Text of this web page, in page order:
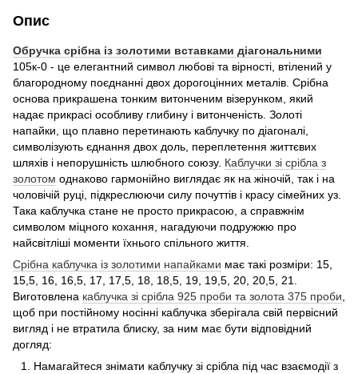
Опис
Обручка срібна із золотими вставками діагональними
105к-0 - це елегантний символ любові та вірності, втілений у
благородному поєднанні двох дорогоцінних металів. Срібна
основа прикрашена тонким витонченим візерунком, який
надає прикрасі особливу глибину і витонченість. Золоті
напайки, що плавно перетинають каблучку по діагоналі,
символізують єднання двох доль, переплетення життєвих
шляхів і непорушність шлюбного союзу. Каблучки зі срібла з
золотом однаково гармонійно виглядає як на жіночій, так і на
чоловічій руці, підкреслюючи силу почуттів і красу сімейних уз.
Така каблучка стане не просто прикрасою, а справжнім
символом міцного кохання, нагадуючи подружжю про
найсвітліші моменти їхнього спільного життя.
Срібна каблучка із золотими напайками має такі розміри: 15,
15,5, 16, 16,5, 17, 17,5, 18, 18,5, 19, 19,5, 20, 20,5, 21.
Виготовлена каблучка зі срібла 925 проби та золота 375 проби
щоб при постійному носінні каблучка зберігала свій первісний
вигляд і не втратила блиску, за ним має бути відповідний
догляд:
Намагайтеся знімати каблучку зі срібла під час взаємодії з